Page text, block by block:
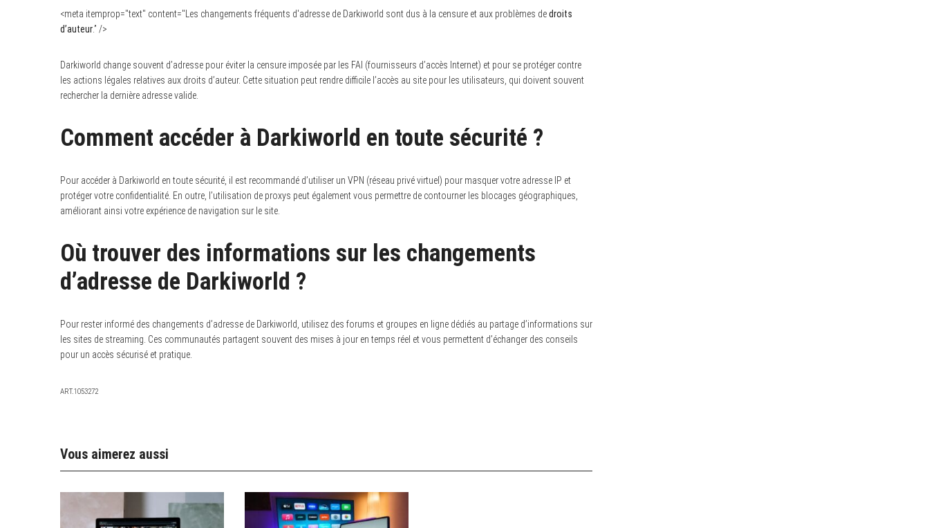
<meta itemprop="text" content="Les changements fréquents d'adresse de Darkiworld sont dus à la censure et aux problèmes dedroits
d’auteur.” />
Darkiworld change souvent d’adresse pour éviter la censure imposée par les FAI (fournisseurs d’accès Internet) et pour se protéger contre
les actions légales relatives aux droits d’auteur. Cette situation peut rendre difficile l’accès au site pour les utilisateurs, qui doivent souvent
rechercher la dernière adresse valide.
Comment accéder à Darkiworld en toute sécurité ?
Pour accéder à Darkiworld en toute sécurité, il est recommandé d’utiliser un VPN (réseau privé virtuel) pour masquer votre adresse IP et
protéger votre confidentialité. En outre, l’utilisation de proxys peut également vous permettre de contourner les blocages géographiques,
améliorant ainsi votre expérience de navigation sur le site.
Où trouver des informations sur les changements
d’adresse de Darkiworld ?
Pour rester informé des changements d’adresse de Darkiworld, utilisez des forums et groupes en ligne dédiés au partage d’informations sur
les sites de streaming. Ces communautés partagent souvent des mises à jour en temps réel et vous permettent d’échanger des conseils
pour un accès sécurisé et pratique.
ART.1053272
Vous aimerez aussi